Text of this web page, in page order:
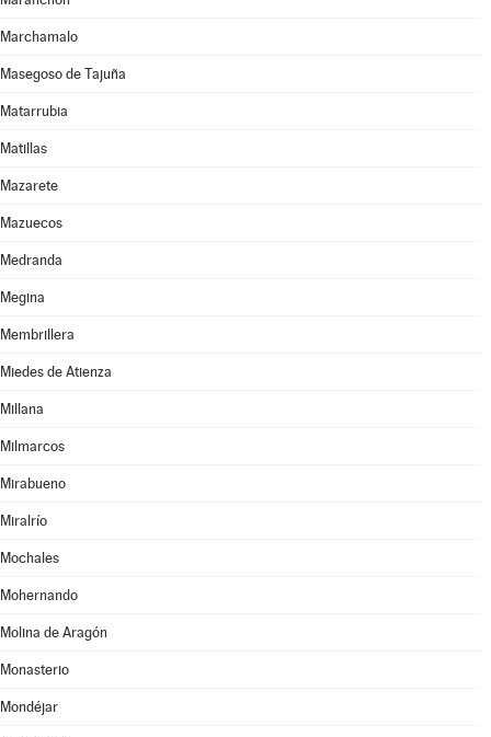
Marchamalo
Masegoso de Tajuña
Matarrubia
Matillas
Mazarete
Mazuecos
Medranda
Megina
Membrillera
Miedes de Atienza
Millana
Milmarcos
Mirabueno
Miralrío
Mochales
Mohernando
Molina de Aragón
Monasterio
Mondéjar